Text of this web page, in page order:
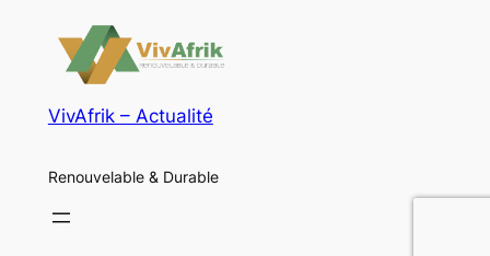
VivAfrik – Actualité
Renouvelable & Durable